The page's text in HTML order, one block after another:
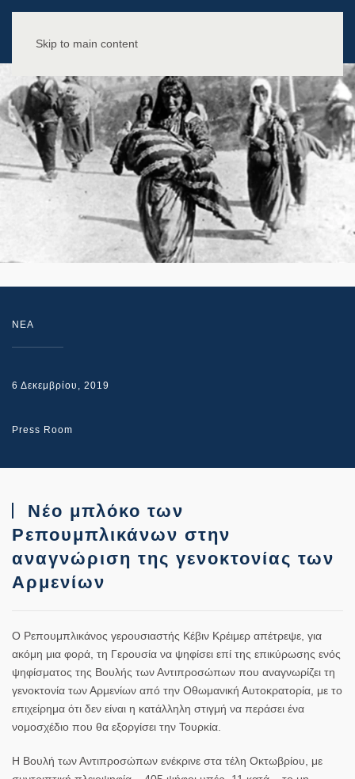
Skip to main content
NEA
6 Δεκεμβρίου, 2019
Press Room
Νέο μπλόκο των
Ρεπουμπλικάνων στην
αναγνώριση της γενοκτονίας των
Αρμενίων
Ο Ρεπουμπλικάνος γερουσιαστής Κέβιν Κρέιμερ απέτρεψε, για
ακόμη μια φορά, τη Γερουσία να ψηφίσει επί της επικύρωσης ενός
ψηφίσματος της Βουλής των Αντιπροσώπων που αναγνωρίζει τη
γενοκτονία των Αρμενίων από την Οθωμανική Αυτοκρατορία, με το
επιχείρημα ότι δεν είναι η κατάλληλη στιγμή να περάσει ένα
νομοσχέδιο που θα εξοργίσει την Τουρκία.
Η Βουλή των Αντιπροσώπων ενέκρινε στα τέλη Οκτωβρίου, με